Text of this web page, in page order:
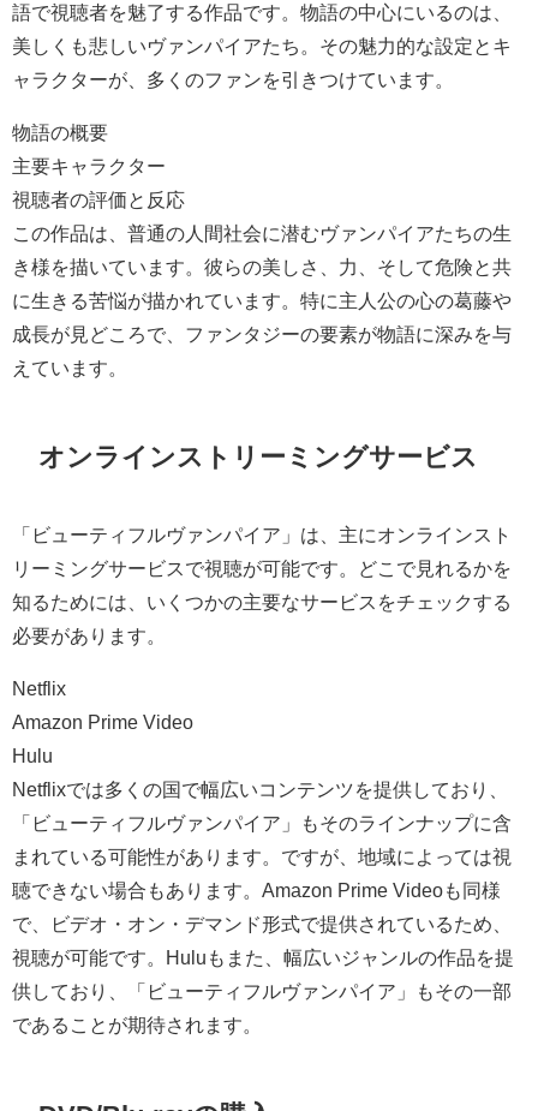
語で視聴者を魅了する作品です。物語の中心にいるのは、
美しくも悲しいヴァンパイアたち。その魅力的な設定とキ
ャラクターが、多くのファンを引きつけています。
物語の概要
主要キャラクター
視聴者の評価と反応
この作品は、普通の人間社会に潜むヴァンパイアたちの生
き様を描いています。彼らの美しさ、力、そして危険と共
に生きる苦悩が描かれています。特に主人公の心の葛藤や
成長が見どころで、ファンタジーの要素が物語に深みを与
えています。
オンラインストリーミングサービス
「ビューティフルヴァンパイア」は、主にオンラインスト
リーミングサービスで視聴が可能です。どこで見れるかを
知るためには、いくつかの主要なサービスをチェックする
必要があります。
Netflix
Amazon Prime Video
Hulu
Netflixでは多くの国で幅広いコンテンツを提供しており、
「ビューティフルヴァンパイア」もそのラインナップに含
まれている可能性があります。ですが、地域によっては視
聴できない場合もあります。Amazon Prime Videoも同様
で、ビデオ・オン・デマンド形式で提供されているため、
視聴が可能です。Huluもまた、幅広いジャンルの作品を提
供しており、「ビューティフルヴァンパイア」もその一部
であることが期待されます。